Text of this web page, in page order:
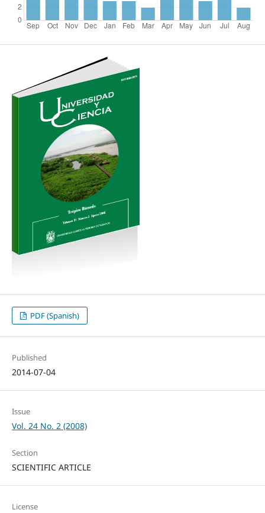
PDF (Spanish)
Published
2014-07-04
Issue
Vol. 24 No. 2 (2008)
Section
SCIENTIFIC ARTICLE
License